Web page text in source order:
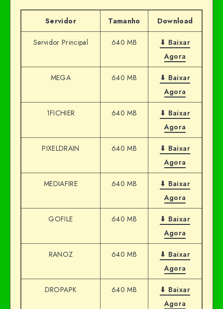
Servidor Tamanho Download
Servidor Principal 640 MB
⬇ Baixar
Agora
MEGA 640 MB
⬇ Baixar
Agora
1FICHIER 640 MB
⬇ Baixar
Agora
PIXELDRAIN 640 MB
⬇ Baixar
Agora
MEDIAFIRE 640 MB
⬇ Baixar
Agora
GOFILE 640 MB
⬇ Baixar
Agora
RANOZ 640 MB
⬇ Baixar
Agora
DROPAPK 640 MB
⬇ Baixar
Agora